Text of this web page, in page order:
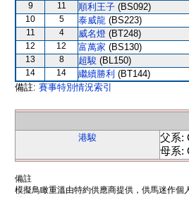
9 11 順利王子 (BS092)
10 5 泰威龍 (BS223)
11 4 威名燈 (BT248)
12 12 富萬家 (BS130)
13 8 超駿 (BL150)
14 14 繼續勝利 (BT144)
備註: 賽事特別情況索引
港駿
父系:
母系:
備註
模擬鳥瞰重溫由特約供應商提供，供馬迷作